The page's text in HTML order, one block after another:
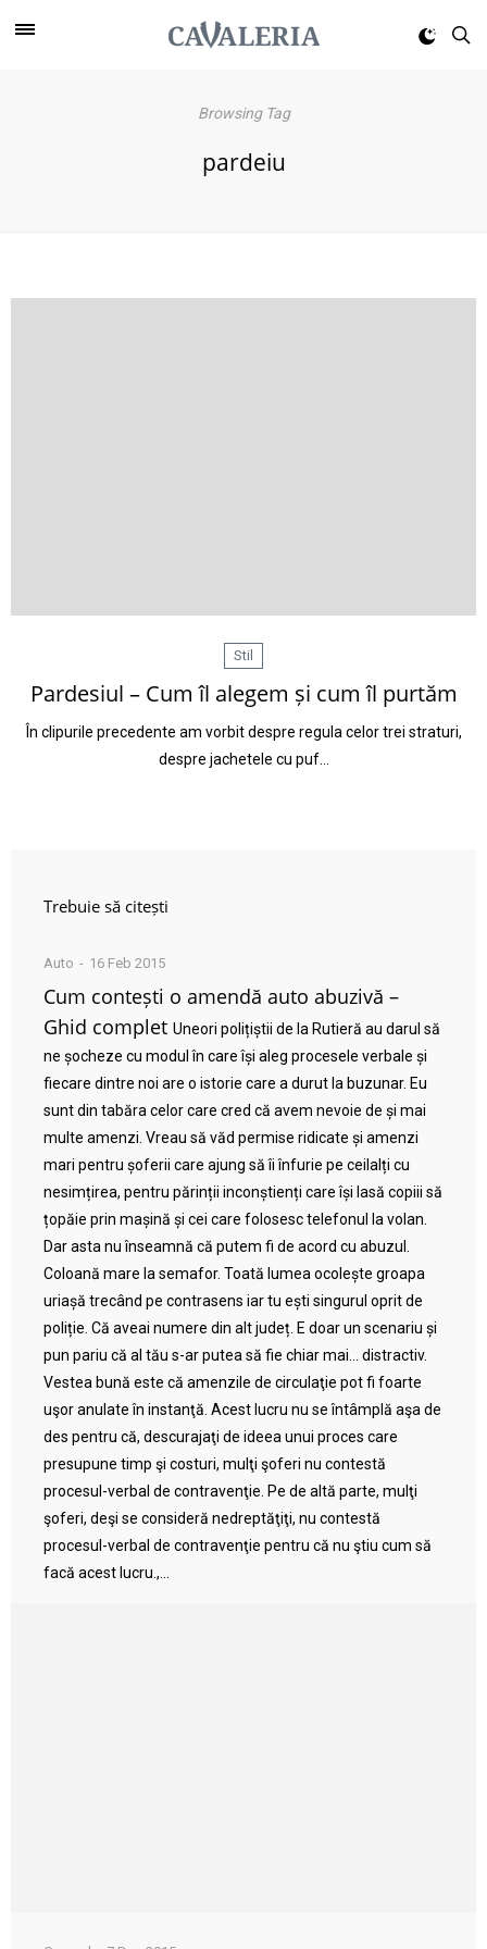
Browsing Tag
pardeiu
Stil
Pardesiul – Cum îl alegem și cum îl purtăm
În clipurile precedente am vorbit despre regula celor trei straturi,
despre jachetele cu puf…
Trebuie să citești
Auto 16 Feb 2015
Cum contești o amendă auto abuzivă –
Ghid complet Uneori polițiștii de la Rutieră au darul să
ne șocheze cu modul în care își aleg procesele verbale și
fiecare dintre noi are o istorie care a durut la buzunar. Eu
sunt din tabăra celor care cred că avem nevoie de și mai
multe amenzi. Vreau să văd permise ridicate și amenzi
mari pentru șoferii care ajung să îi înfurie pe ceilalți cu
nesimțirea, pentru părinții inconștienți care își lasă copiii să
țopăie prin mașină și cei care folosesc telefonul la volan.
Dar asta nu înseamnă că putem fi de acord cu abuzul.
Coloană mare la semafor. Toată lumea ocolește groapa
uriașă trecând pe contrasens iar tu ești singurul oprit de
poliție. Că aveai numere din alt județ. E doar un scenariu și
pun pariu că al tău s-ar putea să fie chiar mai… distractiv.
Vestea bună este că amenzile de circulaţie pot fi foarte
uşor anulate în instanţă. Acest lucru nu se întâmplă aşa de
des pentru că, descurajaţi de ideea unui proces care
presupune timp şi costuri, mulţi şoferi nu contestă
procesul-verbal de contravenţie. Pe de altă parte, mulţi
şoferi, deşi se consideră nedreptăţiţi, nu contestă
procesul-verbal de contravenţie pentru că nu ştiu cum să
facă acest lucru.,...